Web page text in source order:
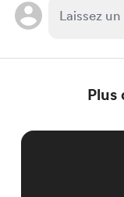
Plus